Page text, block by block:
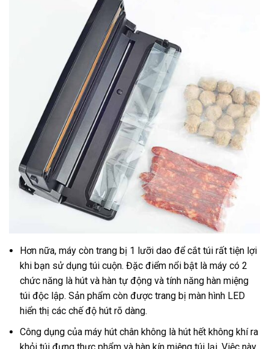
Hơn nữa, máy còn trang bị 1 lưỡi dao để cắt túi rất tiện lợi
khi bạn sử dụng túi cuộn. Đặc điểm nổi bật là máy có 2
chức năng là hút và hàn tự động và tính năng hàn miệng
túi độc lập. Sản phẩm còn được trang bị màn hình LED
hiển thị các chế độ hút rõ dàng.
Công dụng của máy hút chân không là hút hết không khí ra